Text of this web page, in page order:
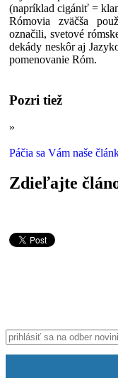
(napríklad cigániť =
Rómovia zväčša
označili, svetové
dekády neskôr aj
pomenovanie Róm.
Pozri tiež
»
Páčia sa Vám naše
Zdieľajte